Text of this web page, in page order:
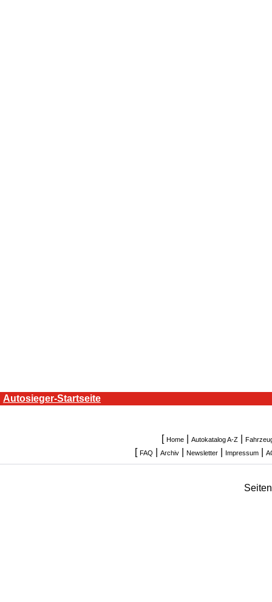
Autosieger-Startseite
[ Home| Autokatalog A-Z|
[ FAQ Archiv Newsletter Impressum